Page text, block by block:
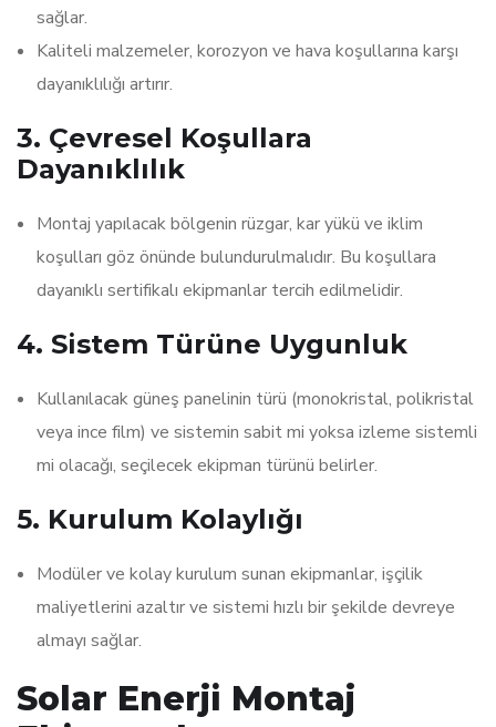
sağlar.
Kaliteli malzemeler, korozyon ve hava koşullarına karşı
dayanıklılığı artırır.
3. Çevresel Koşullara
Dayanıklılık
Montaj yapılacak bölgenin rüzgar, kar yükü ve iklim
koşulları göz önünde bulundurulmalıdır. Bu koşullara
dayanıklı sertifikalı ekipmanlar tercih edilmelidir.
4. Sistem Türüne Uygunluk
Kullanılacak güneş panelinin türü (monokristal, polikristal
veya ince film) ve sistemin sabit mi yoksa izleme sistemli
mi olacağı, seçilecek ekipman türünü belirler.
5. Kurulum Kolaylığı
Modüler ve kolay kurulum sunan ekipmanlar, işçilik
maliyetlerini azaltır ve sistemi hızlı bir şekilde devreye
almayı sağlar.
Solar Enerji Montaj